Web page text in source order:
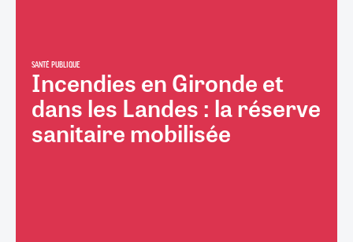
SANTÉ PUBLIQUE
Incendies en Gironde et
dans les Landes : la réserve
sanitaire mobilisée